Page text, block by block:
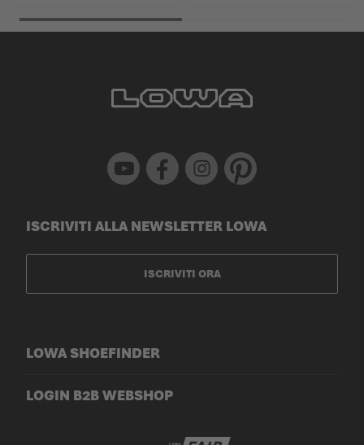
Youtube Facebook Instagram Pinterest
LOWA SHOEFINDER
LOGIN B2B WEBSHOP
ISCRIVITI ALLA NEWSLETTER LOWA
ISCRIVITI ORA